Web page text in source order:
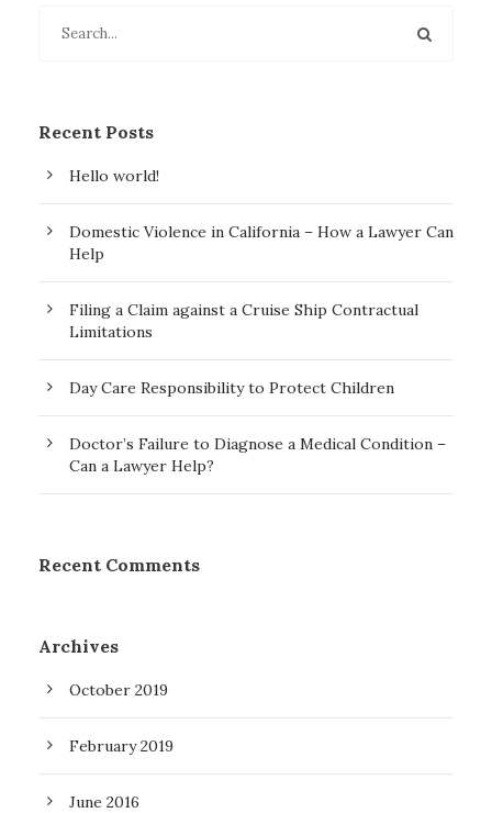
Recent Posts
Hello world!
Domestic Violence in California – How a Lawyer Can
Help
Filing a Claim against a Cruise Ship Contractual
Limitations
Day Care Responsibility to Protect Children
Doctor’s Failure to Diagnose a Medical Condition –
Can a Lawyer Help?
Recent Comments
Archives
October 2019
February 2019
June 2016